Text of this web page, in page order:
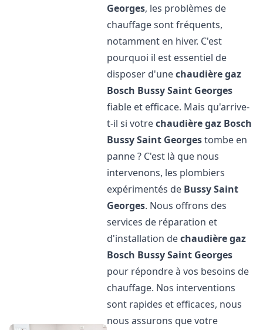
Georges, les problèmes de
chauffage sont fréquents,
notamment en hiver. C'est
pourquoi il est essentiel de
disposer d'unechaudière gaz
Bosch Bussy Saint Georges
fiable et efficace. Mais qu'arrive-
t-il si votrechaudière gaz Bosch
Bussy Saint Georgestombe en
panne ? C'est là que nous
intervenons, les plombiers
expérimentés de Bussy Saint
Georges. Nous offrons des
services de réparation et
d'installation dechaudière gaz
Bosch Bussy Saint Georges
pour répondre à vos besoins de
chauffage. Nos interventions
sont rapides et efficaces, nous
nous assurons que votre